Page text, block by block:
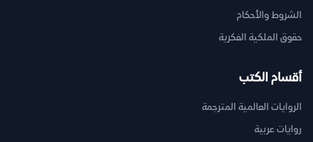
الشروط والأحكام
حقوق الملكية الفكرية
أقسام الكتب
الروايات العالمية المترجمة
روايات عربية